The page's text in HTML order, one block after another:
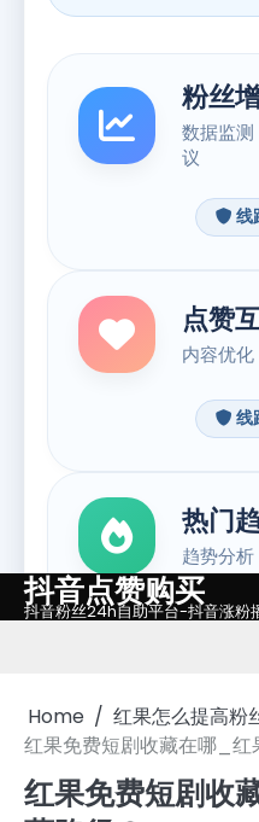
Skip
to
抖音点赞购买
抖音粉丝24h自助平台-抖音涨粉
Home
红果怎么提高粉
红果免费短剧收藏在哪_红
红果免费短剧收